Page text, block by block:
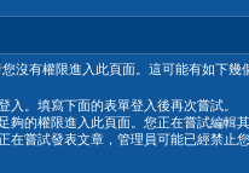
沒有權限進入此頁面。這可能有如下幾
入。填寫下面的表單登入後再次嘗試。
夠的權限進入此頁面。您正在嘗試編輯
在嘗試發表文章，管理員可能已經禁止